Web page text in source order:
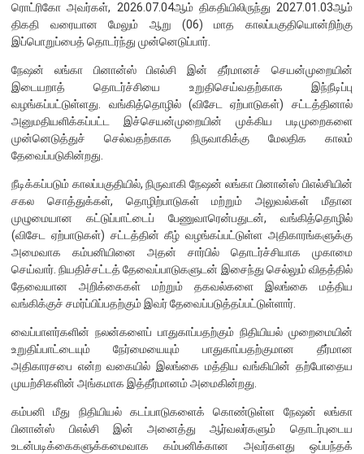
ஆளுகைக் கோவைகளும் கொள்கைகளும்
வங்கிப் பணிமனை
வங்கிப் பணிமனை
பிரதேச அலுவலகங்கள்
நூலகம் மற்றும் தகவல் நிலையம்
பொருளாதார வரலாற்று அரும்பொருட் காட்சிச் சாலை
எக்ஸ்டர் அறிக்கை
ரொட்ரிகோ அவர்கள், 2026.07.04ஆம் திகதியிலிருந்து 2027.01.03ஆம்
திகதி வரையான மேலும் ஆறு (06) மாத காலப்பகுதியொன்றிற்கு
இப்பொறுப்பைத் தொடர்ந்து முன்னெடுப்பார்.
நேஷன் லங்கா பினான்ஸ் பிஎல்சி இன் தீர்மானச் செயன்முறையின்
இடையறாத் தொடர்ச்சியை உறுதிசெய்வதற்காக இந்நீடிப்பு
வழங்கப்பட்டுள்ளது. வங்கித்தொழில் (விசேட ஏற்பாடுகள்) சட்டத்தினால்
அனுமதியளிக்கப்பட்ட இச்செயன்முறையின் முக்கிய படிமுறைகளை
முன்னெடுத்துச் செல்வதற்காக நிருவாகிக்கு மேலதிக காலம்
தேவைப்படுகின்றது.
நீடிக்கப்படும் காலப்பகுதியில், நிருவாகி நேஷன் லங்கா பினான்ஸ் பிஎல்சியின்
சகல சொத்துக்கள், தொழிற்பாடுகள் மற்றும் அலுவல்கள் மீதான
முழுமையான கட்டுப்பாட்டைப் பேணுவாரென்பதுடன், வங்கித்தொழில்
(விசேட ஏற்பாடுகள்) சட்டத்தின் கீழ் வழங்கப்பட்டுள்ள அதிகாரங்களுக்கு
அமைவாக கம்பனியினை அதன் சார்பில் தொடர்ச்சியாக முகாமை
செய்வார். நியதிச்சட்டத் தேவைப்பாடுகளுடன் இசைந்து செல்லும் விதத்தில்
தேவையான அறிக்கைகள் மற்றும் தகவல்களை இலங்கை மத்திய
வங்கிக்குச் சமர்ப்பிப்பதற்கும் இவர் தேவைப்படுத்தப்பட்டுள்ளார்.
வைப்பாளர்களின் நலன்களைப் பாதுகாப்பதற்கும் நிதியியல் முறைமையின்
உறுதிப்பாட்டையும் நேர்மையையும் பாதுகாப்பதற்குமான தீர்மான
அதிகாரசபை என்ற வகையில் இலங்கை மத்திய வங்கியின் தற்போதைய
முயற்சிகளின் அங்கமாக இத்தீர்மானம் அமைகின்றது.
கம்பனி மீது நிதியியல் கடப்பாடுகளைக் கொண்டுள்ள நேஷன் லங்கா
பினான்ஸ் பிஎல்சி இன் அனைத்து ஆர்வலர்களும் தொடர்புடைய
உடன்படிக்கைகளுக்கமைவாக கம்பனிக்கான அவர்களது ஒப்பந்தக்